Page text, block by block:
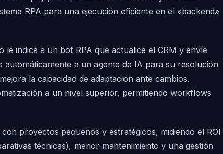
RPA para una ejecución eficiente en el «backend»
indica a un bot RPA que actualice el CRM y envíe
a un agente de IA para su resolución
la capacidad de adaptación ante cambios.
a un nivel superior, permitiendo workflows
proyectos pequeños y estratégicos, midiendo el ROI
técnicas), menor mantenimiento y una gestión